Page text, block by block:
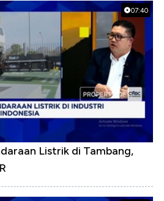
07:40
Listrik di Tambang,